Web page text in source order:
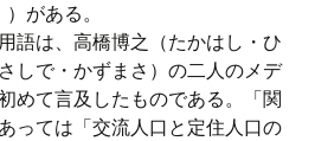
がある。
語は、高橋博之（たかはし・ひ
しで・かずまさ）の二人のメデ
めて言及したものである。「関
っては「交流人口と定住人口の